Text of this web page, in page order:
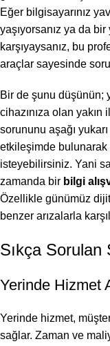
Eğer bilgisayarınız
yaşıyorsanız ya da
karşıyaysanız, bu
araçlar sayesinde
Bir de şunu düşünün;
cihazınıza olan
sorununu aşağı
etkileşimde bulunarak
isteyebilirsiniz. Yani
zamanda bir bilgi
Özellikle günümüz
benzer arızalarla
Sıkça Sorulan
Yerinde Hizmet
Yerinde hizmet,
sağlar. Zaman ve